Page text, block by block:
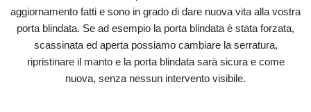
aggiornamento fatti e sono in grado di dare nuova vita alla vostra
porta blindata. Se ad esempio la porta blindata è stata forzata,
scassinata ed aperta possiamo cambiare la serratura,
ripristinare il manto e la porta blindata sarà sicura e come
nuova, senza nessun intervento visibile.